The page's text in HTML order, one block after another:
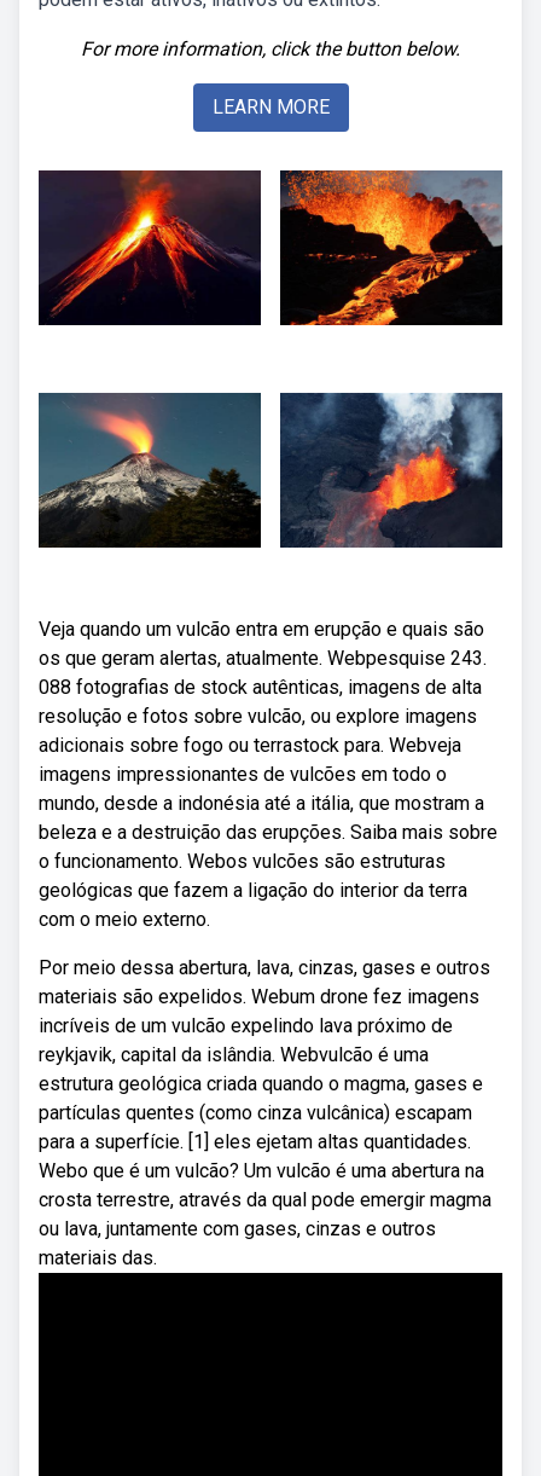
For more information, click the button below.
LEARN MORE
Veja quando um vulcão entra em erupção e quais são
os que geram alertas, atualmente. Webpesquise 243.
088 fotografias de stock autênticas, imagens de alta
resolução e fotos sobre vulcão, ou explore imagens
adicionais sobre fogo ou terrastock para. Webveja
imagens impressionantes de vulcões em todo o
mundo, desde a indonésia até a itália, que mostram a
beleza e a destruição das erupções. Saiba mais sobre
o funcionamento. Webos vulcões são estruturas
geológicas que fazem a ligação do interior da terra
com o meio externo.
Por meio dessa abertura, lava, cinzas, gases e outros
materiais são expelidos. Webum drone fez imagens
incríveis de um vulcão expelindo lava próximo de
reykjavik, capital da islândia. Webvulcão é uma
estrutura geológica criada quando o magma, gases e
partículas quentes (como cinza vulcânica) escapam
para a superfície. [1] eles ejetam altas quantidades.
Webo que é um vulcão? Um vulcão é uma abertura na
crosta terrestre, através da qual pode emergir magma
ou lava, juntamente com gases, cinzas e outros
materiais das.